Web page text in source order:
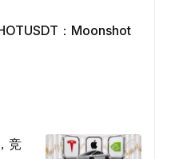
：Moonshot
竞